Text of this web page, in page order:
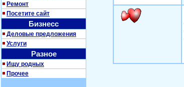
Ремонт
Посетите сайт
Бизнесс
Деловые предложения
Услуги
Разное
Ищу родных
Прочее